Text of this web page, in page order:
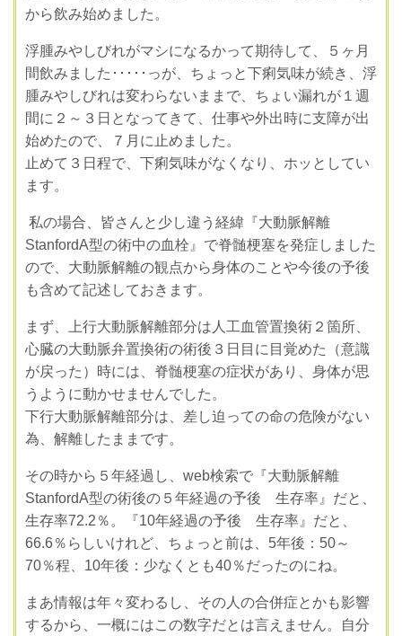
から飲み始めました。
浮腫みやしびれがマシになるかって期待して、５ヶ月
間飲みました･････っが、ちょっと下痢気味が続き、浮
腫みやしびれは変わらないままで、ちょい漏れが１週
間に２～３日となってきて、仕事や外出時に支障が出
始めたので、７月に止めました。
止めて３日程で、下痢気味がなくなり、ホッとしてい
ます。
私の場合、皆さんと少し違う経緯『大動脈解離
StanfordA型の術中の血栓』で脊髄梗塞を発症しました
ので、大動脈解離の観点から身体のことや今後の予後
も含めて記述しておきます。
まず、上行大動脈解離部分は人工血管置換術２箇所、
心臓の大動脈弁置換術の術後３日目に目覚めた（意識
が戻った）時には、脊髄梗塞の症状があり、身体が思
うように動かせませんでした。
下行大動脈解離部分は、差し迫っての命の危険がない
為、解離したままです。
その時から５年経過し、 web検索で『大動脈解離
StanfordA型の術後の５年経過の予後 生存率』だと、
生存率72.2 ％。『10年経過の予後 生存率』だと、
66.6％らしいけれど、ちょっと前は、 5年後： 50～
70％程、 10年後：少なくとも40％だったのにね。
まあ情報は年々変わるし、その人の合併症とかも影響
するから、一概にはこの数字だとは言えません。自分